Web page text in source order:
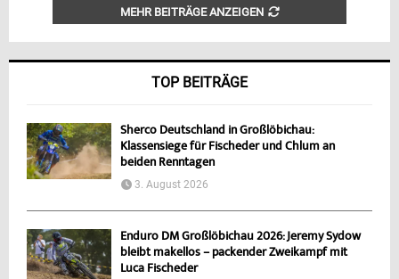
MEHR BEITRÄGE ANZEIGEN
TOP BEITRÄGE
Sherco Deutschland in Großlöbichau:
Klassensiege für Fischeder und Chlum an
beiden Renntagen
3. August 2026
Enduro DM Großlöbichau 2026: Jeremy Sydow
bleibt makellos – packender Zweikampf mit
Luca Fischeder